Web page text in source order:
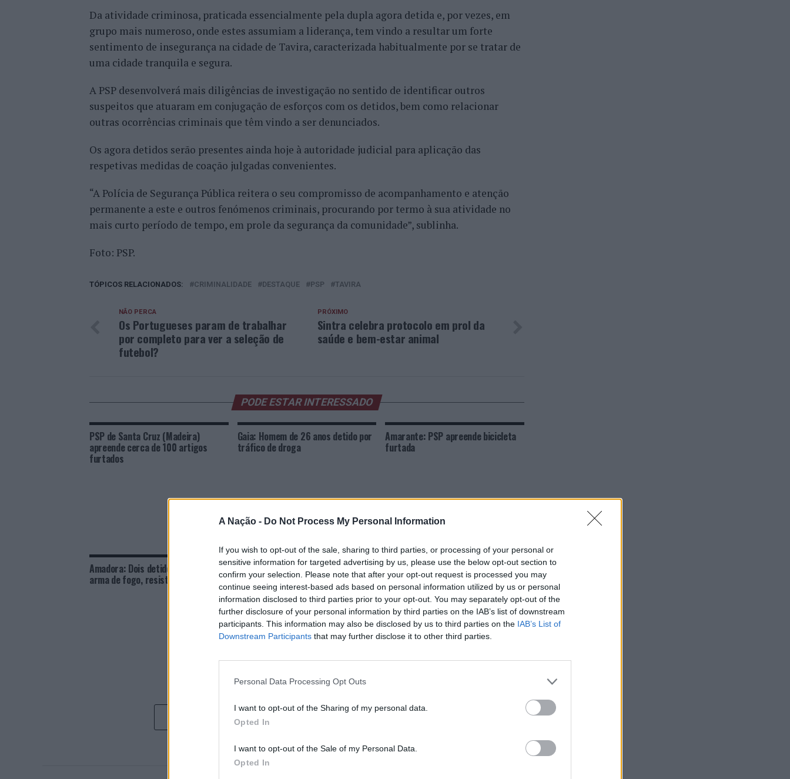
A Nação - Do Not Process My Personal Information
If you wish to opt-out of the sale, sharing to third parties, or processing of your personal or
sensitive information for targeted advertising by us, please use the below opt-out section to
confirm your selection. Please note that after your opt-out request is processed you may
continue seeing interest-based ads based on personal information utilized by us or personal
information disclosed to third parties prior to your opt-out. You may separately opt-out of the
further disclosure of your personal information by third parties on the IAB’s list of downstream
participants. This information may also be disclosed by us to third parties on the IAB’s List of
Downstream Participants that may further disclose it to other third parties.
Personal Data Processing Opt Outs
I want to opt-out of the Sharing of my personal data.
Opted In
I want to opt-out of the Sale of my Personal Data.
Opted In
Da atividade criminosa, praticada essencialmente pela dupla agora detida e, por vezes, em
grupo mais numeroso, onde estes assumiam a liderança, tem vindo a resultar um forte
sentimento de insegurança na cidade de Tavira, caracterizada habitualmente por se tratar de
uma cidade tranquila e segura.
A PSP desenvolverá mais diligências de investigação no sentido de identificar outros
suspeitos que atuaram em conjugação de esforços com os detidos, bem como relacionar
outras ocorrências criminais que têm vindo a ser denunciados.
Os agora detidos serão presentes ainda hoje à autoridade judicial para aplicação das
respetivas medidas de coação julgadas convenientes.
“A Polícia de Segurança Pública reitera o seu compromisso de acompanhamento e atenção
permanente a este e outros fenómenos criminais, procurando por termo à sua atividade no
mais curto período de tempo, em prole da segurança da comunidade”, sublinha.
Foto: PSP.
TÓPICOS RELACIONADOS: CRIMINALIDADE DESTAQUE PSP TAVIRA
PRÓXIMO
Sintra celebra protocolo em prol da
saúde e bem-estar animal
NÃO PERCA
Os Portugueses param de trabalhar
por completo para ver a seleção de
futebol?
PODE ESTAR INTERESSADO
PSP de Santa Cruz (Madeira)
apreende cerca de 100 artigos
furtados
Gaia: Homem de 26 anos detido por
tráfico de droga
Amarante: PSP apreende bicicleta
furtada
Amadora: Dois detidos por posse de
arma de fogo, resistência e coação
Viana do Castelo: Homem de 49
anos detido por tráfico de drogas
Porto: PSP faz apreensões a
cidadãos romenos
CLIQUE PARA COMENTAR